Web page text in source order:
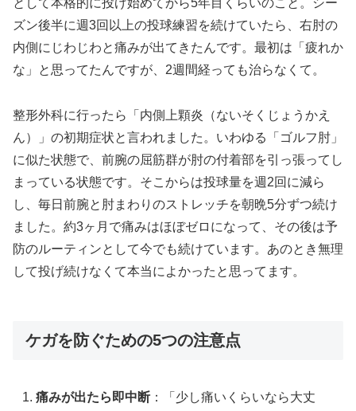
として本格的に投げ始めてから5年目くらいのこと。シー
ズン後半に週3回以上の投球練習を続けていたら、右肘の
内側にじわじわと痛みが出てきたんです。最初は「疲れか
な」と思ってたんですが、2週間経っても治らなくて。
整形外科に行ったら「内側上顆炎（ないそくじょうかえ
ん）」の初期症状と言われました。いわゆる「ゴルフ肘」
に似た状態で、前腕の屈筋群が肘の付着部を引っ張ってし
まっている状態です。そこからは投球量を週2回に減ら
し、毎日前腕と肘まわりのストレッチを朝晩5分ずつ続け
ました。約3ヶ月で痛みはほぼゼロになって、その後は予
防のルーティンとして今でも続けています。あのとき無理
して投げ続けなくて本当によかったと思ってます。
ケガを防ぐための5つの注意点
痛みが出たら即中断 ：「少し痛いくらいなら大丈